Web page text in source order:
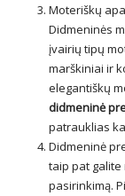
Moteriškų
Didmeninės
įvairių tipų
marškiniai ir
elegantiškų
didmeninė
patrauklias
Didmeninė
taip pat
pasirinkimą.